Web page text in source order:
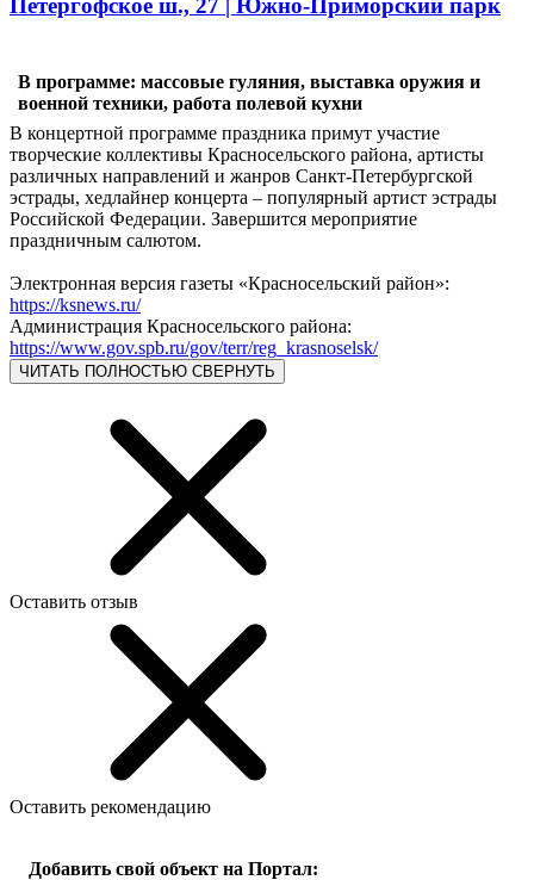
Петергофское ш., 27 | Южно-Приморский парк
В программе: массовые гуляния, выставка оружия и
военной техники, работа полевой кухни
В концертной программе праздника примут участие
творческие коллективы Красносельского района, артисты
различных направлений и жанров Санкт-Петербургской
эстрады, хедлайнер концерта – популярный артист эстрады
Российской Федерации. Завершится мероприятие
праздничным салютом.
Электронная версия газеты «Красносельский район»:
https://ksnews.ru/
Администрация Красносельского района:
https://www.gov.spb.ru/gov/terr/reg_krasnoselsk/
ЧИТАТЬ ПОЛНОСТЬЮ СВЕРНУТЬ
Оставить отзыв
Оставить рекомендацию
Добавить свой объект на Портал: